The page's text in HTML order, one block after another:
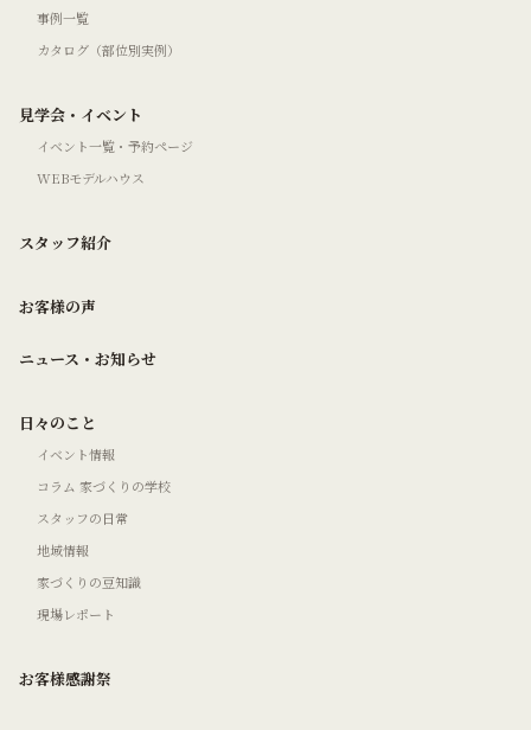
事例一覧
カタログ（部位別実例）
見学会・イベント
イベント一覧・予約ページ
WEBモデルハウス
スタッフ紹介
お客様の声
ニュース・お知らせ
日々のこと
イベント情報
コラム 家づくりの学校
スタッフの日常
地域情報
家づくりの豆知識
現場レポート
お客様感謝祭